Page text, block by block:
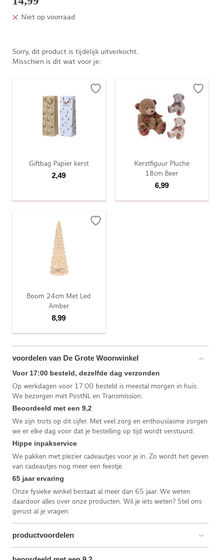
Niet op voorraad
Sorry, dit product is tijdelijk uitverkocht.
Misschien is dit wat voor je:
Giftbag Papier kerst
2,49
Kerstfiguur Pluche
18cm Beer
6,99
Boom 24cm Met Led
Amber
8,99
voordelen van De Grote Woonwinkel
Voor 17:00 besteld, dezelfde dag verzonden
Op werkdagen voor 17:00 besteld is meestal morgen in huis.
We bezorgen met PostNL en Transmission.
Beoordeeld met een 9,2
We zijn trots op dit cijfer. Met veel zorg en enthousiasme zorgen
we er elke dag voor dat je bestelling op tijd wordt verstuurd.
Hippe inpakservice
We pakken met plezier cadeautjes voor je in. Zo wordt het geven
van cadeautjes nog meer een feestje.
65 jaar ervaring
Onze fysieke winkel bestaat al meer dan 65 jaar. We weten
daardoor alles over onze producten. Wil je iets weten? Stel ons
gerust al je vragen.
productvoordelen